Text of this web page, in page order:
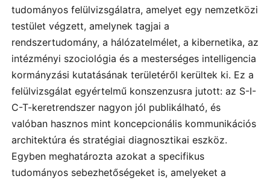
tudományos felülvizsgálatra, amelyet egy nemzetközi
testület végzett, amelynek tagjai a
rendszertudomány, a hálózatelmélet, a kibernetika, az
intézményi szociológia és a mesterséges intelligencia
kormányzási kutatásának területéről kerültek ki. Ez a
felülvizsgálat egyértelmű konszenzusra jutott: az S-I-
C-T-keretrendszer nagyon jól publikálható, és
valóban hasznos mint koncepcionális kommunikációs
architektúra és stratégiai diagnosztikai eszköz.
Egyben meghatározta azokat a specifikus
tudományos sebezhetőségeket is, amelyeket a